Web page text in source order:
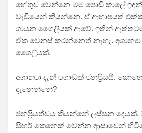
හේතුව වෙන්නෙ මම පොඩි කාලේ ඉඳන්
වැඩියෙන් කියන්නෙ. ඒ ආභාෂයත්
ගායන ශෛලියක් ආවේ. ඉතින්
ඒක වෙනස් කරන්නෙත් නැහැ.
ශෛලියක්.
අශාන්‍යා දැන් ගොඩක් ජනප්‍රියයි.
දැනෙන්නේ?
ජනප්‍රියත්වය කියන්නේ ලස්සන දෙයක්.
සිඟර් කෙනෙක් වෙන්න ආසාවෙන්